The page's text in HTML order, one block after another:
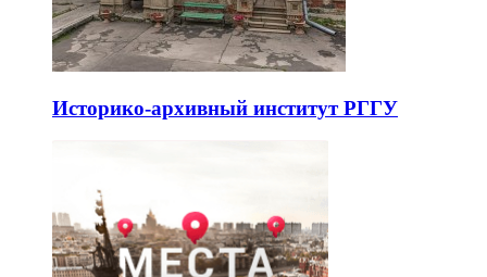
Историко-архивный институт РГГУ